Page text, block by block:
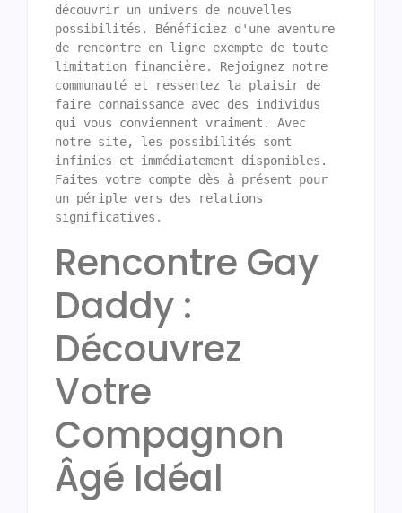
découvrir un univers de nouvelles
possibilités. Bénéficiez d'une aventure
de rencontre en ligne exempte de toute
limitation financière. Rejoignez notre
communauté et ressentez la plaisir de
faire connaissance avec des individus
qui vous conviennent vraiment. Avec
notre site, les possibilités sont
infinies et immédiatement disponibles.
Faites votre compte dès à présent pour
un périple vers des relations
Rencontre Gay
Daddy :
Découvrez
Votre
Compagnon
Âgé Idéal